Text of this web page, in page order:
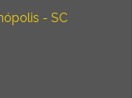
- SC